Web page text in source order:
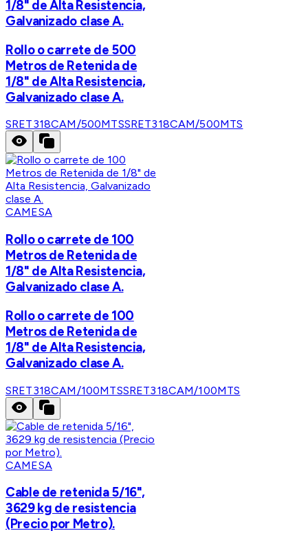
1/8" de Alta Resistencia,
Galvanizado clase A.
Rollo o carrete de 500
Metros de Retenida de
1/8" de Alta Resistencia,
Galvanizado clase A.
SRET318CAM/500MTSSRET318CAM/500MTS
CAMESA
Rollo o carrete de 100
Metros de Retenida de
1/8" de Alta Resistencia,
Galvanizado clase A.
Rollo o carrete de 100
Metros de Retenida de
1/8" de Alta Resistencia,
Galvanizado clase A.
SRET318CAM/100MTSSRET318CAM/100MTS
CAMESA
Cable de retenida 5/16",
3629 kg de resistencia
(Precio por Metro).